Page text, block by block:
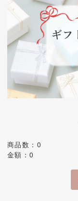
商品数：0
金額：0